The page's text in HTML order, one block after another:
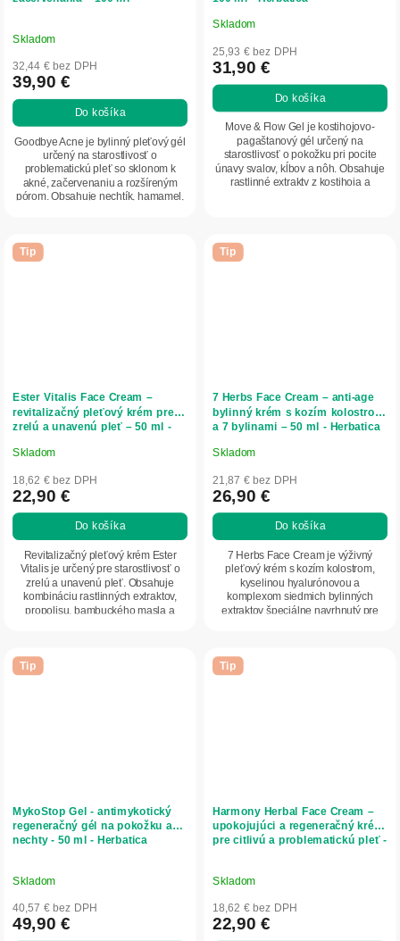
Skladom
32,44 € bez DPH
39,90 €
Do košíka
Goodbye Acne je bylinný pleťový gél
určený na starostlivosť o
problematickú pleť so sklonom k
akné, začervenaniu a rozšíreným
pórom. Obsahuje nechtík, hamamel,
Priemerné
hodnotenie
produktu
je
5,0
hviezdičiek.
Skladom
25,93 € bez DPH
31,90 €
Do košíka
Move & Flow Gel je kostihojovo-
pagaštanový gél určený na
starostlivosť o pokožku pri pocite
únavy svalov, kĺbov a nôh. Obsahuje
rastlinné extrakty z kostihoja a
Tip
Ester Vitalis Face Cream –
revitalizačný pleťový krém pre
zrelú a unavenú pleť – 50 ml -
Priemerné
hodnotenie
produktu
je
5,0
hviezdičiek.
Skladom
18,62 € bez DPH
22,90 €
Do košíka
Revitalizačný pleťový krém Ester
Vitalis je určený pre starostlivosť o
zrelú a unavenú pleť. Obsahuje
kombináciu rastlinných extraktov,
propolisu, bambuckého masla a
Tip
7 Herbs Face Cream – anti-age
bylinný krém s kozím kolostrom
a 7 bylinami – 50 ml - Herbatica
Priemerné
hodnotenie
produktu
je
5,0
hviezdičiek.
Skladom
21,87 € bez DPH
26,90 €
Do košíka
7 Herbs Face Cream je výživný
pleťový krém s kozím kolostrom,
kyselinou hyalurónovou a
komplexom siedmich bylinných
extraktov špeciálne navrhnutý pre
Tip
MykoStop Gel - antimykotický
regeneračný gél na pokožku a
nechty - 50 ml - Herbatica
Skladom
40,57 € bez DPH
49,90 €
Tip
Harmony Herbal Face Cream –
upokojujúci a regeneračný krém
pre citlivú a problematickú pleť -
Skladom
18,62 € bez DPH
22,90 €